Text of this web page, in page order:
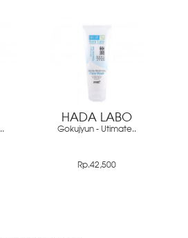
HADA LABO
Gokujyun - Utimate..
Rp.42,500